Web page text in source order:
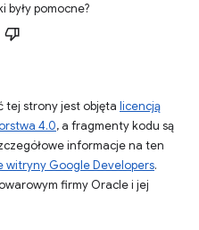
były pomocne?
tej strony jest objęta licencją
4.0, a fragmenty kodu są
informacje na ten
witryny Google Developers.
firmy Oracle i jej